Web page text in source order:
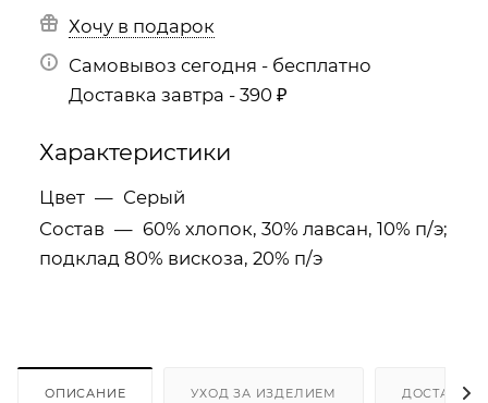
Хочу в подарок
Самовывоз сегодня - бесплатно
Доставка завтра - 390 ₽
Характеристики
Цвет — Серый
Состав — 60% хлопок, 30% лавсан, 10% п/э;
подклад 80% вискоза, 20% п/э
ОПИСАНИЕ УХОД ЗА ИЗДЕЛИЕМ ДОСТАВКА